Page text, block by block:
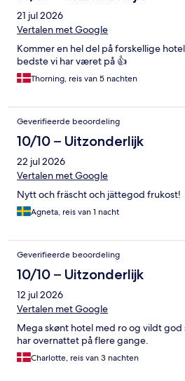
21 jul 2026
Vertalen met Google
Kommer en hel del på forskellige
bedste vi har været på 👍
Thorning, reis van 5 nachten
Geverifieerde beoordeling
10/10 – Uitzonderlijk
22 jul 2026
Vertalen met Google
Nytt och fräscht och jättegod frukost!
Agneta, reis van 1 nacht
Geverifieerde beoordeling
10/10 – Uitzonderlijk
12 jul 2026
Vertalen met Google
Mega skønt hotel med ro og vildt god
har overnattet på flere gange.
Charlotte, reis van 3 nachten